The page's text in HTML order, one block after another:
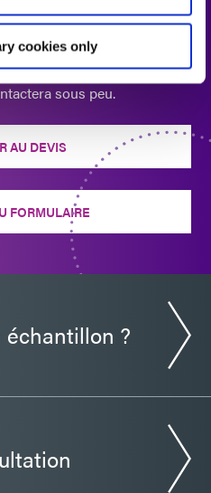
cookies only
un devis
? Un membre de l'équipe
sous peu.
AU DEVIS
FORMULAIRE
échantillon ?